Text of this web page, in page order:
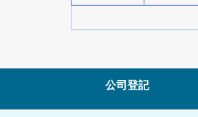
公司登記